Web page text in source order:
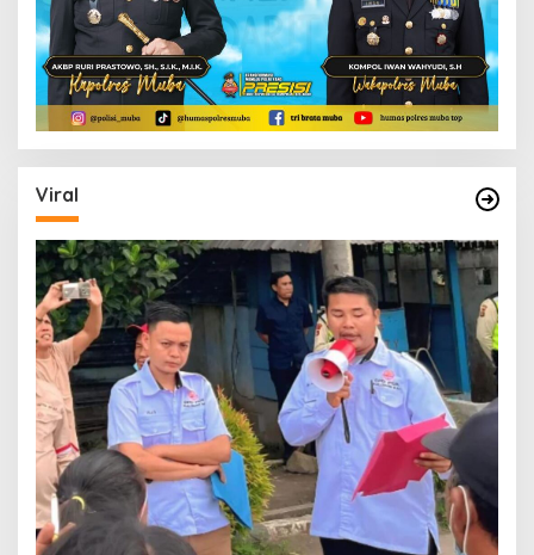
Viral